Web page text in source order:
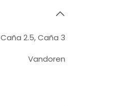
Caña 2.5,Caña 3
Vandoren